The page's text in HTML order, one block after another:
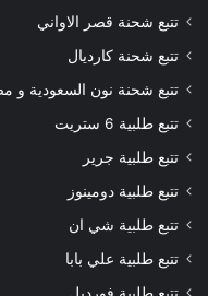
تتبع شحنة قصر الاواني
تتبع شحنة كارديال
تتبع شحنة نون السعودية و
تتبع طلبية 6 ستريت
تتبع طلبية جرير
تتبع طلبية دومينوز
تتبع طلبية شي ان
تتبع طلبية علي بابا
تتبع طلبية فورديل